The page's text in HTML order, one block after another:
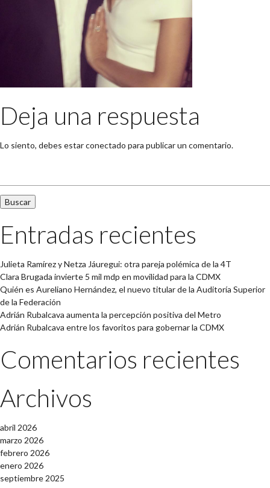
Deja una respuesta
Lo siento, debes estarconectado para publicar un comentario.
Entradas recientes
Julieta Ramírez y Netza Jáuregui: otra pareja polémica de la 4T
Clara Brugada invierte 5 mil mdp en movilidad para la CDMX
Quién es Aureliano Hernández, el nuevo titular de la Auditoría Superior
de la Federación
Adrián Rubalcava aumenta la percepción positiva del Metro
Adrián Rubalcava entre los favoritos para gobernar la CDMX
Comentarios recientes
Archivos
abril 2026
marzo 2026
febrero 2026
enero 2026
septiembre 2025